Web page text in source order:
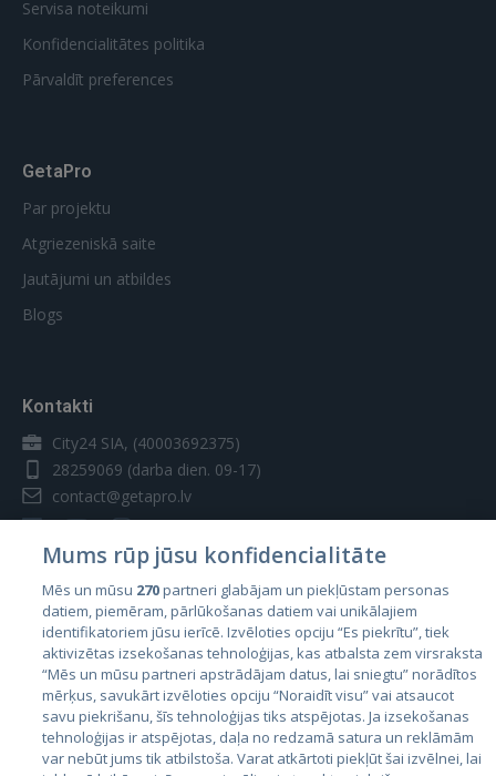
Servisa noteikumi
Konfidencialitātes politika
Pārvaldīt preferences
GetaPro
Par projektu
Atgriezeniskā saite
Jautājumi un atbildes
Blogs
Kontakti
City24 SIA, (40003692375)
28259069 (darba dien. 09-17)
contact@getapro.lv
Valstis
Igaunija
Latvija
Lietuva
Mums rūp jūsu konfidencialitāte
Mēs un mūsu 270partneri glabājam un piekļūstam personas
datiem, piemēram, pārlūkošanas datiem vai unikālajiem
identifikatoriem jūsu ierīcē. Izvēloties opciju “Es piekrītu”, tiek
aktivizētas izsekošanas tehnoloģijas, kas atbalsta zem virsraksta
“Mēs un mūsu partneri apstrādājam datus, lai sniegtu” norādītos
mērķus, savukārt izvēloties opciju “Noraidīt visu” vai atsaucot
savu piekrišanu, šīs tehnoloģijas tiks atspējotas. Ja izsekošanas
tehnoloģijas ir atspējotas, daļa no redzamā satura un reklāmām
var nebūt jums tik atbilstoša. Varat atkārtoti piekļūt šai izvēlnei, lai